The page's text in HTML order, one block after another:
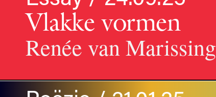
Vlakke vormen
Renée van Marissing